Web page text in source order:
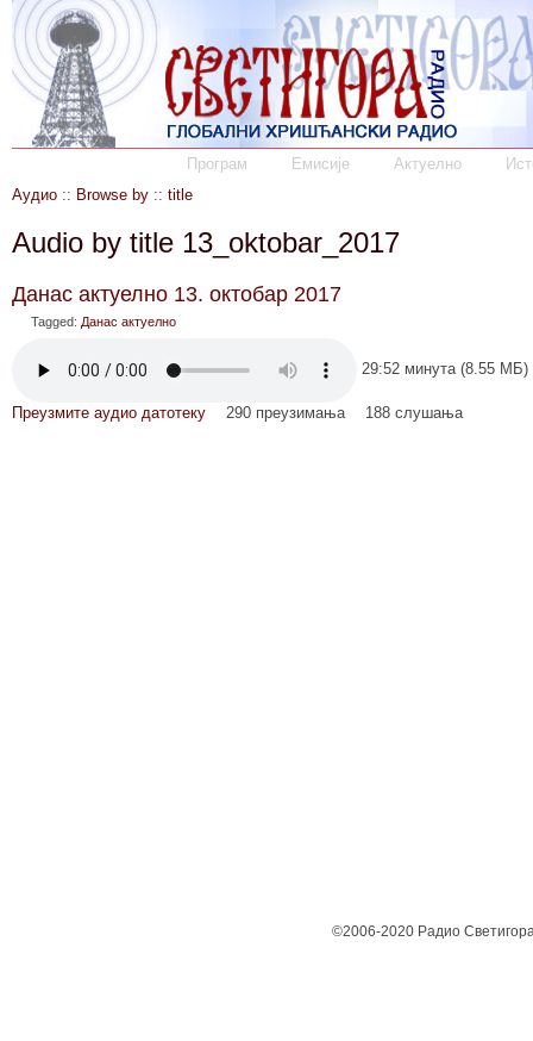
Програм Емисије Актуелно
Аудио :: Browse by :: title
Audio by title 13_oktobar_2017
Данас актуелно 13. октобар 2017
Tagged: Данас актуелно
29:52 минута (8.55 МБ)
Преузмите аудио датотеку 290 преузимања 188 слушања
©2006-2020 Радио